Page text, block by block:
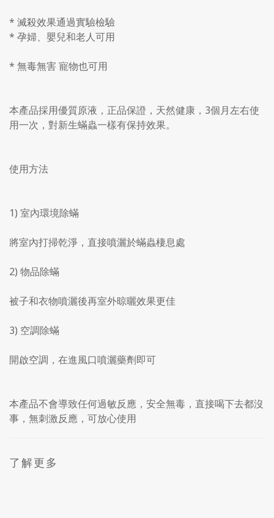
* 滅殺效果通過實驗檢驗
* 孕婦、嬰兒和老人可用
* 無毒無害 寵物也可用
本產品採用優質原液，正品保證，天然健康，3個月左右使
用一次，對新生蟎蟲一樣有保持效果。
使用方法
1) 室內環境除蟎
將室內打掃乾淨，直接噴灑於蟎蟲棲息處
2) 物品除蟎
被子和衣物噴灑後再室外晾曬效果更佳
3) 空調除蟎
開啟空調，在進風口噴灑藥劑即可
本產品不會導致任何過敏反應，安全無毒，直接喝下去都沒
事，無刺激反應，可放心使用
了解更多